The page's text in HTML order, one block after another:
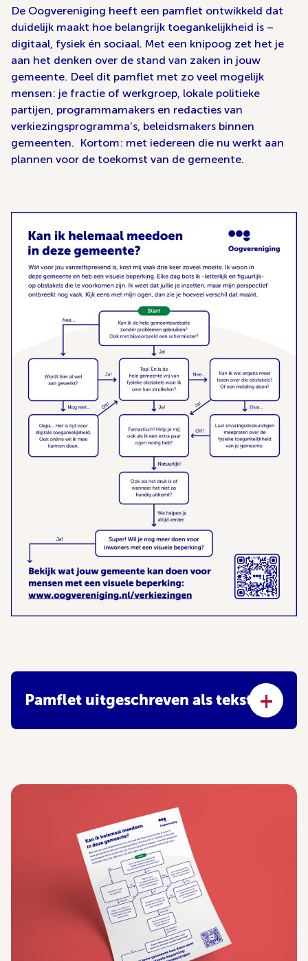
De Oogvereniging heeft een pamflet ontwikkeld dat
duidelijk maakt hoe belangrijk toegankelijkheid is –
digitaal, fysiek én sociaal. Met een knipoog zet het je
aan het denken over de stand van zaken in jouw
gemeente. Deel dit pamflet met zo veel mogelijk
mensen: je fractie of werkgroep, lokale politieke
partijen, programmamakers en redacties van
verkiezingsprogramma’s, beleidsmakers binnen
gemeenten. Kortom: met iedereen die nu werkt aan
plannen voor de toekomst van de gemeente.
Pamflet uitgeschreven als tekst